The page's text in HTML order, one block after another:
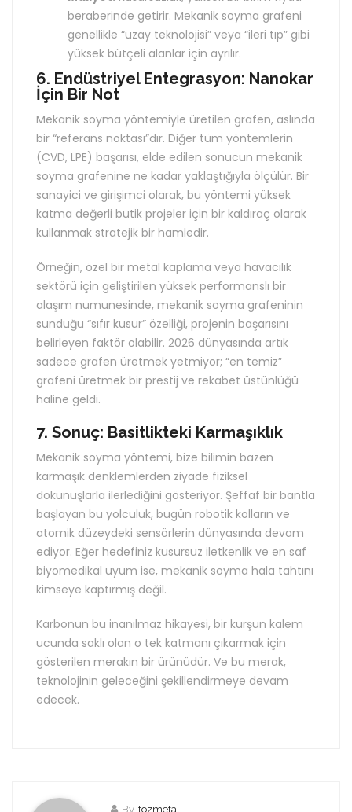
beraberinde getirir. Mekanik soyma grafeni
genellikle “uzay teknolojisi” veya “ileri tıp” gibi
yüksek bütçeli alanlar için ayrılır.
6. Endüstriyel Entegrasyon: Nanokar
İçin Bir Not
Mekanik soyma yöntemiyle üretilen grafen, aslında
bir “referans noktası”dır. Diğer tüm yöntemlerin
(CVD, LPE) başarısı, elde edilen sonucun mekanik
soyma grafenine ne kadar yaklaştığıyla ölçülür. Bir
sanayici ve girişimci olarak, bu yöntemi yüksek
katma değerli butik projeler için bir kaldıraç olarak
kullanmak stratejik bir hamledir.
Örneğin, özel bir metal kaplama veya havacılık
sektörü için geliştirilen yüksek performanslı bir
alaşım numunesinde, mekanik soyma grafeninin
sunduğu “sıfır kusur” özelliği, projenin başarısını
belirleyen faktör olabilir. 2026 dünyasında artık
sadece grafen üretmek yetmiyor; “en temiz”
grafeni üretmek bir prestij ve rekabet üstünlüğü
haline geldi.
7. Sonuç: Basitlikteki Karmaşıklık
Mekanik soyma yöntemi, bize bilimin bazen
karmaşık denklemlerden ziyade fiziksel
dokunuşlarla ilerlediğini gösteriyor. Şeffaf bir bantla
başlayan bu yolculuk, bugün robotik kolların ve
atomik düzeydeki sensörlerin dünyasında devam
ediyor. Eğer hedefiniz kusursuz iletkenlik ve en saf
biyomedikal uyum ise, mekanik soyma hala tahtını
kimseye kaptırmış değil.
Karbonun bu inanılmaz hikayesi, bir kurşun kalem
ucunda saklı olan o tek katmanı çıkarmak için
gösterilen merakın bir ürünüdür. Ve bu merak,
teknolojinin geleceğini şekillendirmeye devam
edecek.
By tozmetal